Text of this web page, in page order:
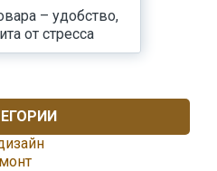
– удобство,
от стресса